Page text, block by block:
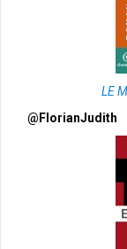
LE
@FlorianJudith